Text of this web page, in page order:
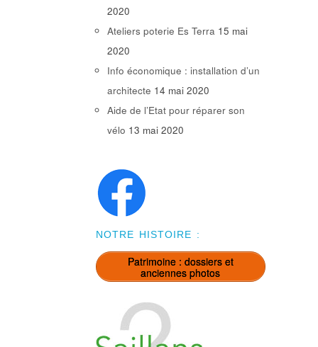
2020
Ateliers poterie Es Terra 15 mai
2020
Info économique : installation d’un
architecte 14 mai 2020
Aide de l’Etat pour réparer son
vélo 13 mai 2020
NOTRE HISTOIRE :
Patrimoine : dossiers et
anciennes photos